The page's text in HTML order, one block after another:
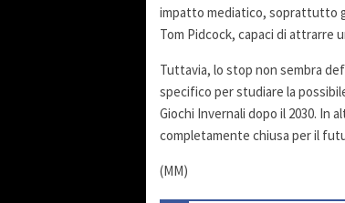
impatto mediatico, soprattutto
Tom Pidcock, capaci di attrarre
Tuttavia, lo stop non sembra
specifico per studiare la
Giochi Invernali dopo il 2030. In
completamente chiusa per il
(MM)